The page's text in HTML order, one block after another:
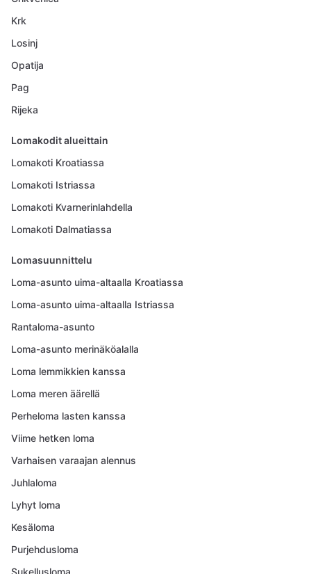
Krk
Losinj
Opatija
Pag
Rijeka
Lomakodit alueittain
Lomakoti Kroatiassa
Lomakoti Istriassa
Lomakoti Kvarnerinlahdella
Lomakoti Dalmatiassa
Lomasuunnittelu
Loma-asunto uima-altaalla Kroatiassa
Loma-asunto uima-altaalla Istriassa
Rantaloma-asunto
Loma-asunto merinäköalalla
Loma lemmikkien kanssa
Loma meren äärellä
Perheloma lasten kanssa
Viime hetken loma
Varhaisen varaajan alennus
Juhlaloma
Lyhyt loma
Kesäloma
Purjehdusloma
Sukellusloma